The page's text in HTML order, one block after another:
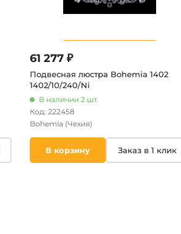
61 277 ₽
Подвесная люстра Bohemia 1402
1402/10/240/Ni
В наличии 2 шт.
Код: 222458
Bohemia (Чехия)
В корзину Заказ в 1 клик